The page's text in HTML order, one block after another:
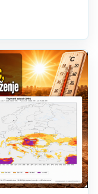
vegetacije i…